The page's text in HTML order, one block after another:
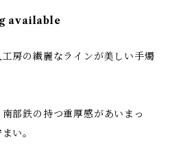
available
房の繊麗なラインが美しい手燭
部鉄の持つ重厚感があいまっ
い。